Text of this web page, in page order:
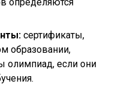
сертификаты,
образовании,
олимпиад, если они